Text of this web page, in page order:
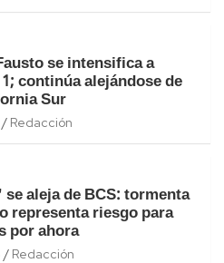
se intensifica a
continúa alejándose de
Sur
Redacción
se aleja de BCS: tormenta
representa riesgo para
por ahora
Redacción